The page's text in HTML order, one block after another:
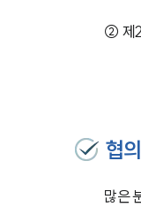
② 제
협
많은